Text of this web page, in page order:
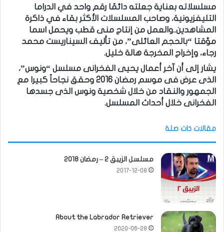
مسلسلاته بعناية جعلته دائمًا رقم واحد في الدراما
التليفزيونية، وصاحب المسلسلات الأكثر بقاء في ذاكرة
المشاهدين..والعمل من إنتاج منى قطب ويحمل اسما
مؤقتا “بالحجم العائلى”، من تأليف السيناريست محمد
رجاء، وإخراج المخرجة هالة خليل.
يشار إلى أن آخر أعمال يحيى الفخرانى مسلسل “ونوس”،
الذى عرض فى موسم رمضان 2016 وحقق نجاحاً كبيرا مع
الجمهور والنقاد من خلال شخصية ونوس الذى جسدها
الفخرانى خلال أحداث المسلسل.
مقالات ذات صلة
مسلسل الزيبق 2 – رمضان 2018
2017-12-08
About the Labrador Retriever
2020-06-28